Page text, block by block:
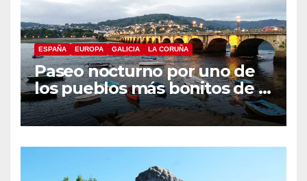
ESPAÑA EUROPA GALICIA LA CORUÑA
Paseo nocturno por uno de
los pueblos más bonitos de A
Coruña, Puentedeume